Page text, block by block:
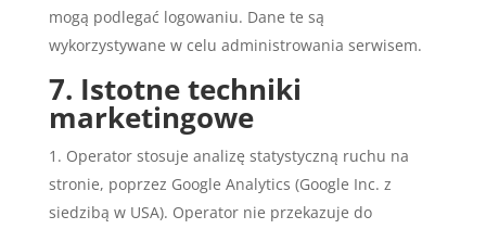
mogą podlegać logowaniu. Dane te są
wykorzystywane w celu administrowania serwisem.
7. Istotne techniki
marketingowe
Operator stosuje analizę statystyczną ruchu na
stronie, poprzez Google Analytics (Google Inc. z
siedzibą w USA). Operator nie przekazuje do